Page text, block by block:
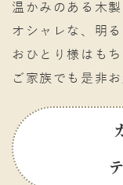
温かみのある木
オシャレな、明る
おひとり様はも
ご家族でも是非